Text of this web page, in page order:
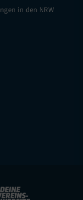
in den NRW